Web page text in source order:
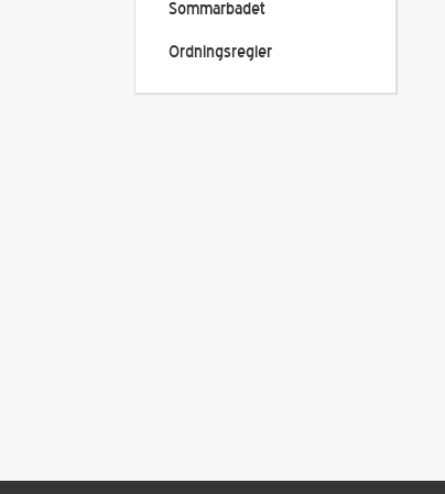
Sommarbadet
Ordningsregler